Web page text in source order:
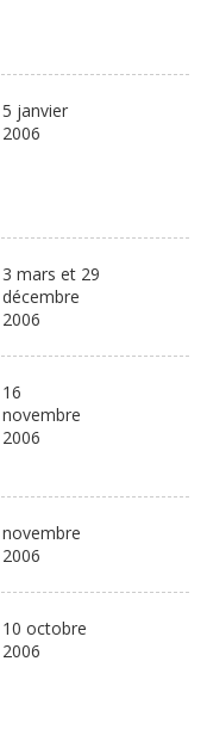
5 janvier
2006
3 mars et 29
décembre
2006
16
novembre
2006
novembre
2006
10 octobre
2006